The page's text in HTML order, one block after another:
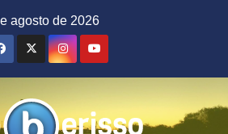
agosto de 2026